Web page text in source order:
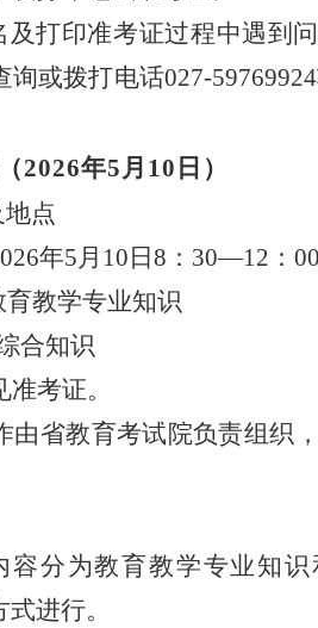
及打印准考证过程中遇到
询或拨打电话027-59769924
2026年5月10日）
点
年5月10日8：30—12 ：
育教学专业知识
合知识
考证。
由省教育考试院负责组织
容分为教育教学专业知
进行。